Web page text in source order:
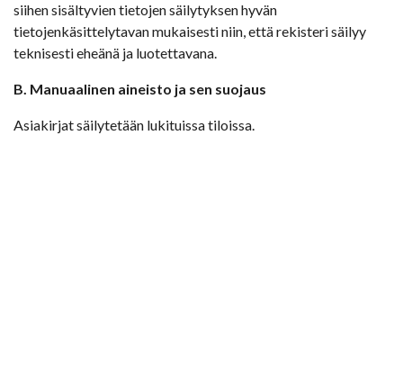
siihen sisältyvien tietojen säilytyksen hyvän
tietojenkäsittelytavan mukaisesti niin, että rekisteri säilyy
teknisesti eheänä ja luotettavana.
B. Manuaalinen aineisto ja sen suojaus
Asiakirjat säilytetään lukituissa tiloissa.